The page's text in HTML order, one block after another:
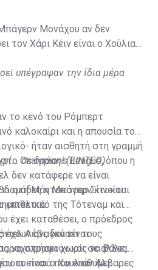
Μονάχου αν δεν
τον Χάρι Κέιν είναι ο Χούλιαν
υπέγραψαν την ίδια μέρα
το κενό του Ρόμπερτ
καλοκαίρι και η απουσία του
ήταν αισθητή στη γραμμή
στο Champions League, όπου η
δεν κατάφερε να είναι
στη Μάντσεστερ Σίτι και
σε δράση! (ΒΙΝΤΕΟ)
η Μπάγερν κινείται
επιθετικό της Τότεναμ και
έχει καταθέσει, ο πρόεδρος
Λέβι, δεν είναι
χωρίς να βάλει
το ποσό που επιθυμεί.
έχουν αναγκάσει τους
να στραφούν και σε άλλες
είναι ο Χουλιάν Άλβαρες.